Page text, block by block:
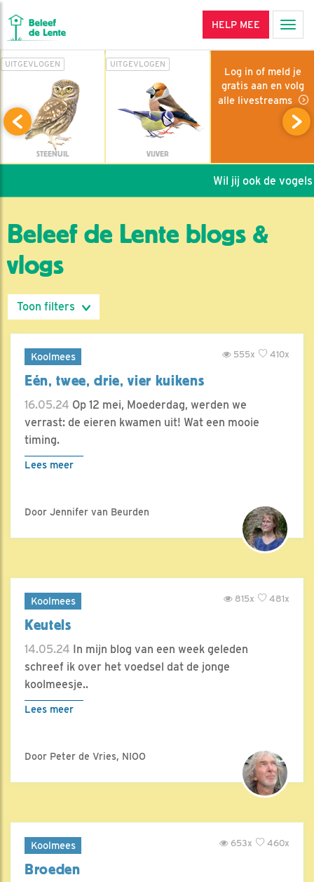
HELP MEE
UITGEVLOGEN
STEENUIL
UITGEVLOGEN
VIJVER
Log in of meld je
gratis aan en volg
alle livestreams
Wil jij ook de
Beleef de Lente blogs &
vlogs
Koolmees 410x
555x
Eén, twee, drie, vier kuikens
16.05.24 Op 12 mei, Moederdag, werden we
verrast: de eieren kwamen uit! Wat een mooie
timing.
Lees meer
Door Jennifer van Beurden
Koolmees 481x
815x
Keutels
14.05.24 In mijn blog van een week geleden
schreef ik over het voedsel dat de jonge
koolmeesje..
Lees meer
Door Peter de Vries, NIOO
Koolmees 460x
653x
Broeden